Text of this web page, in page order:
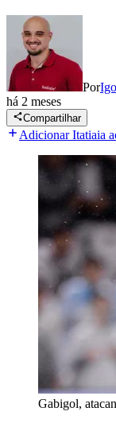
Por
há 2 meses
Compartilhar
Adicionar Itatiaia
Gabigol,